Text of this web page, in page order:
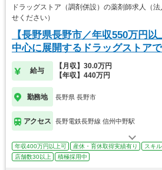
ドラッグストア（調剤併設）の薬剤師求人
せください）
【長野県長野市／年収550万円
中心に展開するドラッグストア
給与
【月収】30.0万円
【年収】440万円
勤務地 長野県 長野市
アクセス 長野電鉄長野線 信州中野駅
年収400万円以上可 産休・育休取得実績有り スキ
店舗数30以上
積極採用中